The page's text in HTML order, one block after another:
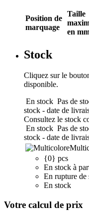
Position de
marquage
Taille
en
Stock
Cliquez sur le
disponible.
En stock Pas de
stock - date de
Consultez le stock
En stock Pas de
stock - date de
{0} pcs
En stock à
En rupture de
En stock
Votre calcul de prix